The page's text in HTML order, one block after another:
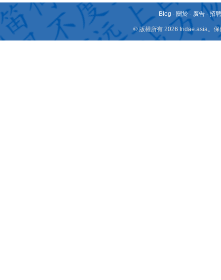
Blog - 關於 - 廣告 -招
© 版權所有 2026 fridae.asia。